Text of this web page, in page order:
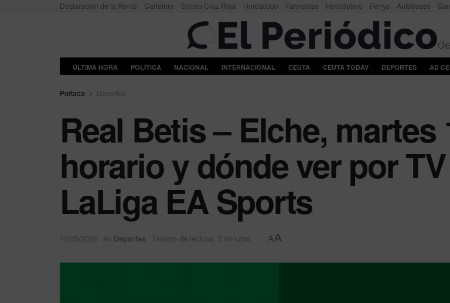
Declaración de la Renta Cartelera Sorteo Cruz Roja Horóscopo Farmacias Helicóptero Ferrys Autobuses
ÚLTIMA HORA POLÍTICA NACIONAL INTERNACIONAL CEUTA CEUTA TODAY DEPORTES AD
Portada Deportes
Real Betis – Elche, martes
horario y dónde ver por
LaLiga EA Sports
12/05/2026 en Deportes Tiempo de lectura: 2 minutos AA